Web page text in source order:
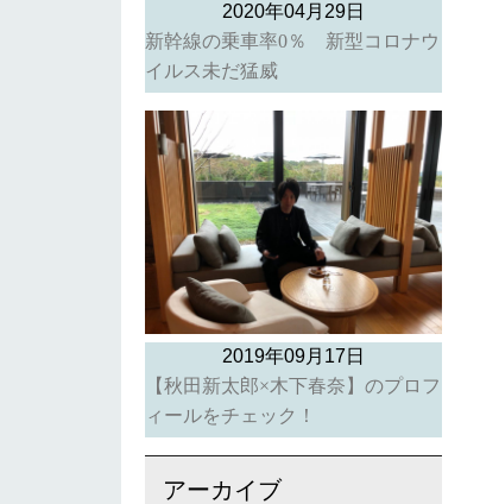
2020年04月29日
新幹線の乗車率0％ 新型コロナウ
イルス未だ猛威
2019年09月17日
【秋田新太郎×木下春奈】のプロフ
ィールをチェック！
アーカイブ